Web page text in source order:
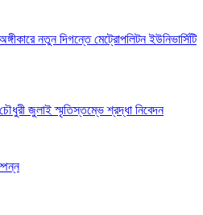
নতুন দিগন্তে মেট্রোপলিটন ইউনিভার্সিটি
জুলাই স্মৃতিস্তম্ভে শ্রদ্ধা নিবেদন